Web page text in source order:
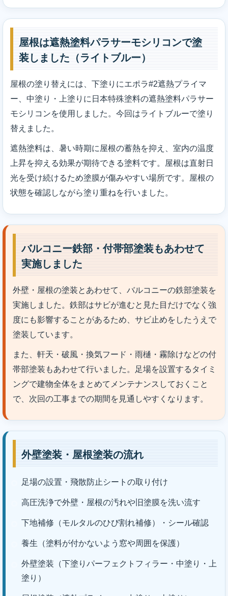
屋根は遮熱塗料パラサーモシリコンで塗
装しました（ライトブルー）
屋根の塗り替えには、下塗りにエポラ#2遮熱プライマ
ー、中塗り・上塗りに日本特殊塗料の遮熱塗料パラサー
モシリコンを使用しました。今回はライトブルーで塗り
替えました。
遮熱塗料は、暑い時期に屋根の蓄熱を抑え、室内の温度
上昇を抑える効果が期待できる塗料です。屋根は直射日
光を受け続けるため塗膜が傷みやすい場所です。屋根の
状態を確認しながら塗り重ねを行いました。
バルコニー鉄部・付帯部塗装もあわせて
実施しました
外壁・屋根の塗装とあわせて、バルコニーの鉄部塗装を
実施しました。鉄部はサビが進むと見た目だけでなく強
度にも影響することがあるため、サビ止めをしたうえで
塗装しています。
また、軒天・破風・換気フード・雨樋・霧除けなどの付
帯部塗装もあわせて行いました。足場を設置するタイミ
ングで建物全体をまとめてメンテナンスしておくこと
で、次回の工事までの期間を見通しやすくなります。
外壁塗装・屋根塗装の流れ
足場の設置・飛散防止シートの取り付け
高圧洗浄で外壁・屋根の汚れや旧塗膜を洗い流す
下地補修（モルタルのひび割れ補修）・シール確認
養生（塗料が付かないよう窓や周囲を保護）
外壁塗装（下塗りパーフェクトフィラー・中塗り・上
塗り）